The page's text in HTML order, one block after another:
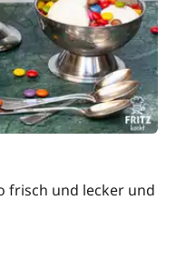
frisch und lecker und